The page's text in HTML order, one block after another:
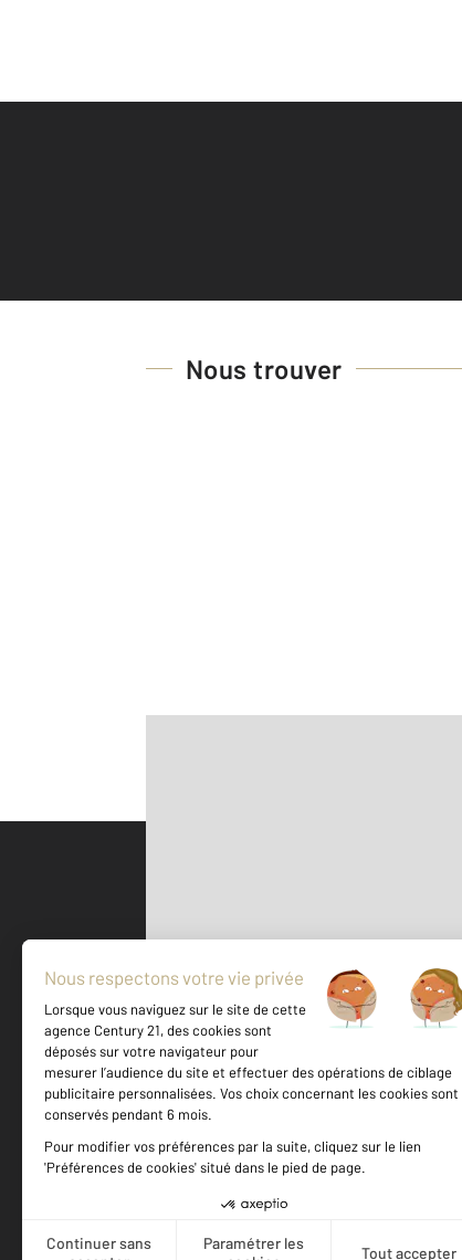
Nous trouver
500 m ©Mappy
Votre agence est notée
Achat
Location